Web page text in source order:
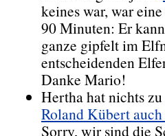
keines war, war
90 Minuten: Er
ganze gipfelt im
entscheidenden
Danke Mario!
Hertha hat nichts
Roland Kübert
Sorry, wir sind die